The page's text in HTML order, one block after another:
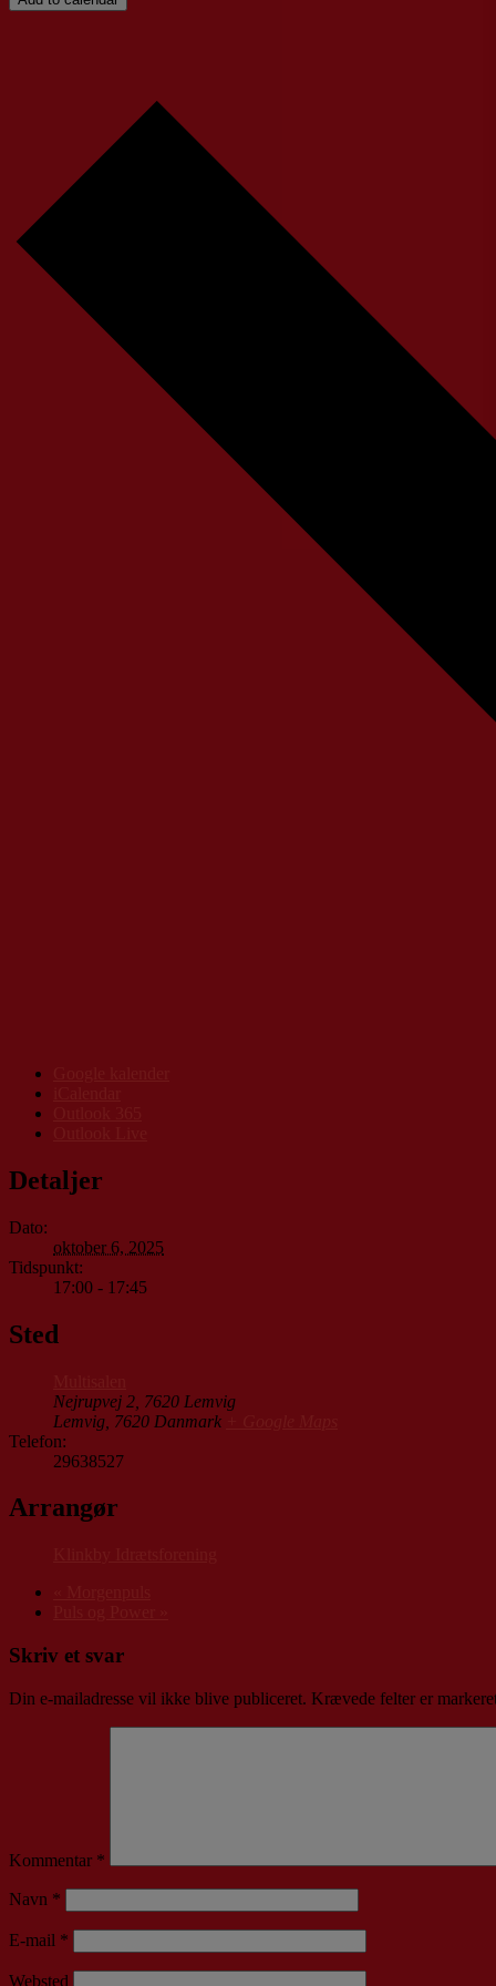
Detaljer
Dato:
oktober 6, 2025
Tidspunkt:
17:00 - 17:45
Sted
Nejrupvej 2, 7620 Lemvig
Lemvig 7620 Danmark
Telefon:
29638527
Arrangør
Skriv et svar
Din e-mailadresse vil ikke blive publiceret. Krævede felter er
Kommentar *
Navn *
E-mail *
Websted